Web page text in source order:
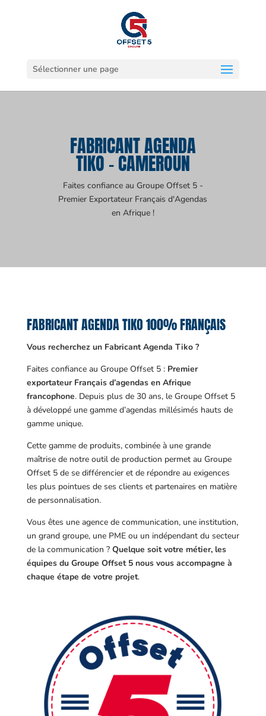
Sélectionner une page
FABRICANT AGENDA
TIKO - CAMEROUN
Faites confiance au Groupe Offset 5 -
Premier Exportateur Français d'Agendas
en Afrique !
FABRICANT AGENDA TIKO 100% FRANÇAIS
Vous recherchez un Fabricant Agenda Tiko ?
Faites confiance au Groupe Offset 5 : Premier
exportateur Français d’agendas en Afrique
francophone. Depuis plus de 30 ans, le Groupe Offset 5
à développé une gamme d’agendas millésimés hauts de
gamme unique.
Cette gamme de produits, combinée à une grande
maîtrise de notre outil de production permet au Groupe
Offset 5 de se différencier et de répondre au exigences
les plus pointues de ses clients et partenaires en matière
de personnalisation.
Vous êtes une agence de communication, une institution,
un grand groupe, une PME ou un indépendant du secteur
de la communication ? Quelque soit votre métier, les
équipes du Groupe Offset 5 nous vous accompagne à
chaque étape de votre projet.